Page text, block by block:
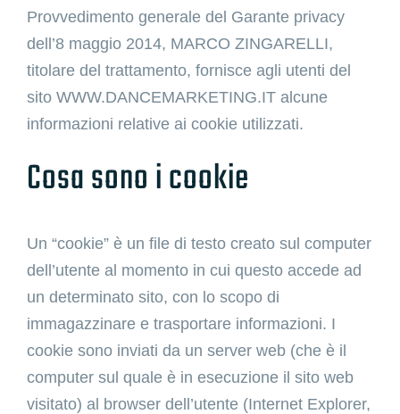
Provvedimento generale del Garante privacy
dell’8 maggio 2014, MARCO ZINGARELLI,
titolare del trattamento, fornisce agli utenti del
sito WWW.DANCEMARKETING.IT alcune
informazioni relative ai cookie utilizzati.
Cosa sono i cookie
Un “cookie” è un file di testo creato sul computer
dell’utente al momento in cui questo accede ad
un determinato sito, con lo scopo di
immagazzinare e trasportare informazioni. I
cookie sono inviati da un server web (che è il
computer sul quale è in esecuzione il sito web
visitato) al browser dell’utente (Internet Explorer,